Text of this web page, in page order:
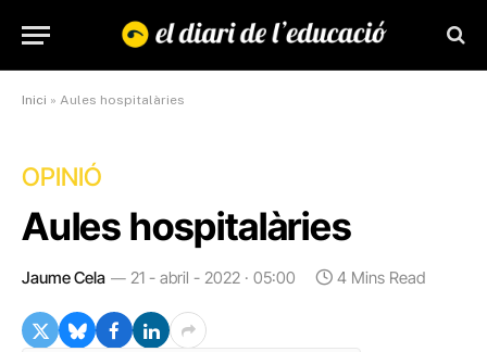
Inici » Aules hospitalàries
OPINIÓ
Aules hospitalàries
Jaume Cela 21 - abril - 2022 · 05:00 4 Mins Read